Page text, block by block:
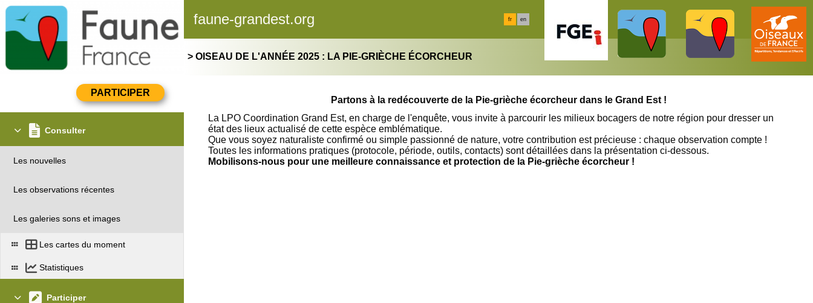
faune-grandest.org fr en
Consulter
Les nouvelles
Les observations récentes
Les galeries sons et images
Les cartes du moment
Statistiques
Participer
> OISEAU DE L'ANNÉE 2025 : LA PIE-GRIÈCHE ÉCORCHEUR
Partons à la redécouverte de la Pie-grièche écorcheur dans le Grand Est !
La LPO Coordination Grand Est, en charge de l'enquête, vous invite à parcourir les milieux bocagers de notre région pour dresser un
état des lieux actualisé de cette espèce emblématique.
Que vous soyez naturaliste confirmé ou simple passionné de nature, votre contribution est précieuse : chaque observation compte !
Toutes les informations pratiques (protocole, période, outils, contacts) sont détaillées dans la présentation ci-dessous.
Mobilisons-nous pour une meilleure connaissance et protection de la Pie-grièche écorcheur !